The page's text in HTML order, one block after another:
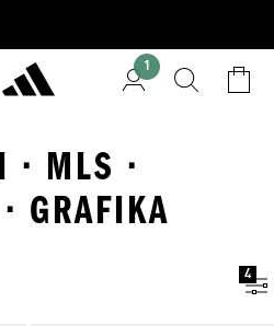
1
· MLS ·
GRAFIKA
4